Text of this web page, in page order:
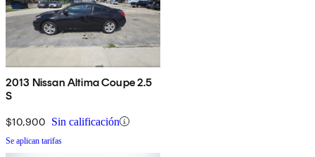
2013 Nissan Altima Coupe 2.5
S
$10,900 Sin calificación
Se aplican tarifas